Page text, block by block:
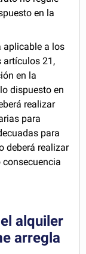
en la
aplicable a los
artículos 21,
en la
dispuesto en
realizar
para
para
deberá realizar
alquiler
arregla